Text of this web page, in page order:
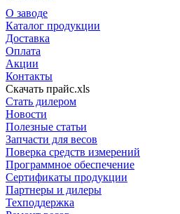
О заводе
Каталог продукции
Доставка
Оплата
Акции
Контакты
Скачать прайс.xls
Стать дилером
Новости
Полезные статьи
Запчасти для весов
Поверка средств измерений
Программное обеспечение
Сертификаты продукции
Партнеры и дилеры
Техподдержка